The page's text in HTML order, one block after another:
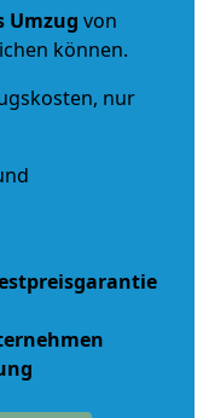
Umzug von
können.
nur